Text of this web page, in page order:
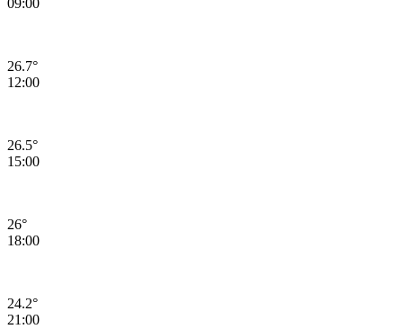
09:00
26.7°
12:00
26.5°
15:00
26°
18:00
24.2°
21:00